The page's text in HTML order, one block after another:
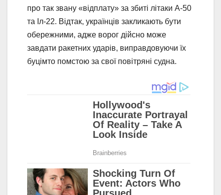
про так звану «відплату» за збиті літаки А-50
та Іл-22. Відтак, українців закликають бути
обережними, адже ворог дійсно може
завдати ракетних ударів, виправдовуючи їх
буцімто помстою за свої повітряні судна.